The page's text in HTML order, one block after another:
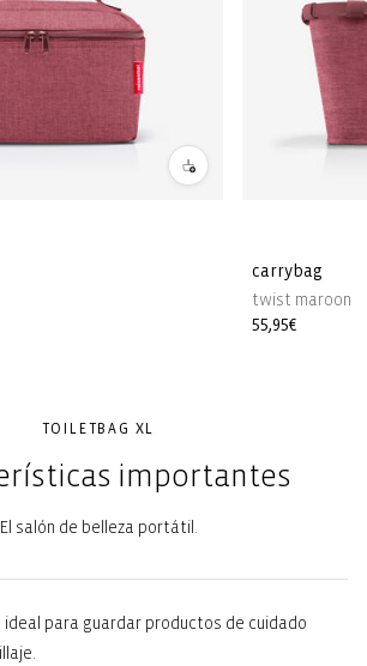
carrybag
twist maroon
Precio
55,95€
TOILETBAG XL
importantes
El salón de belleza portátil.
ideal para guardar productos de cuidado